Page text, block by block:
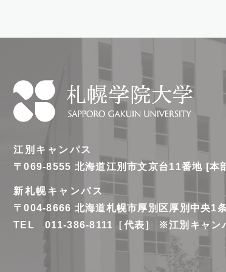
幌
学
大
学
江別キャンパス
〒069-8555 北海道江別市文京台11番地 [本
新札幌キャンパス
〒004-8666 北海道札幌市厚別区厚別中央1
TEL 011-386-8111［代表］ ※江別キャン